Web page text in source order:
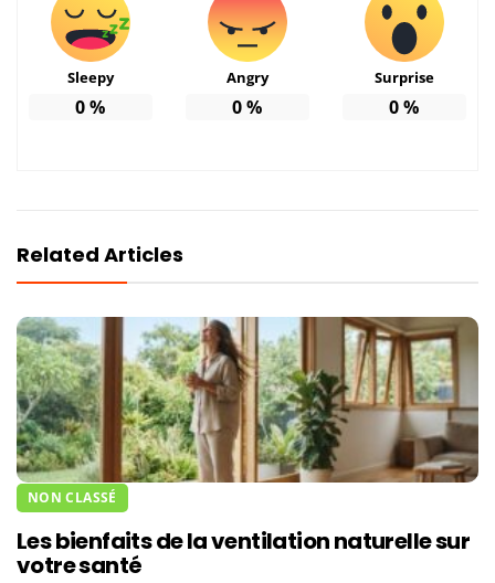
Sleepy
0%
Angry
0%
Surprise
0%
Related Articles
NON CLASSÉ
Les bienfaits de la ventilation naturelle sur
votre santé